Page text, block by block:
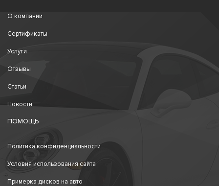
О компании
Сертификаты
Услуги
Отзывы
Статьи
Новости
ПОМОЩЬ
Политика конфиденциальности
Условия использования сайта
Примерка дисков на авто